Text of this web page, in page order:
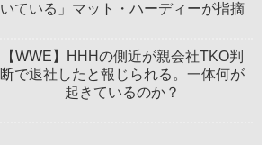
いている」マット・ハーディーが指摘
【WWE】HHHの側近が親会社TKO判
断で退社したと報じられる。一体何が
起きているのか？